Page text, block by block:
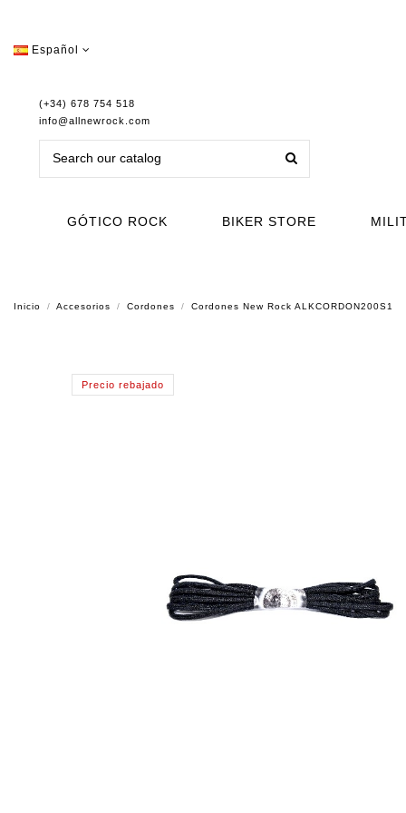
Español
(+34) 678 754 518
info@allnewrock.com
GÓTICO ROCK BIKER STORE
Inicio Accesorios Cordones Cordones New Rock ALKCORDON200S1
Precio rebajado